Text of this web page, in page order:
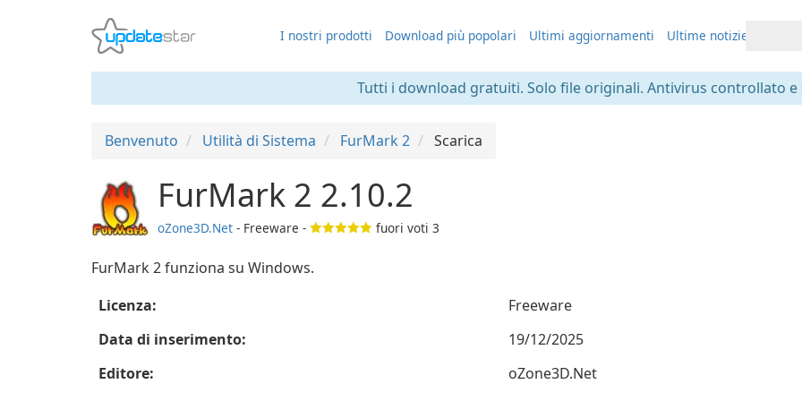
I nostri prodotti Download più popolari Ultimi aggiornamenti Ultime notizie
Tutti i download gratuiti. Solo file originali. Antivirus controllato e
Benvenuto Utilità di Sistema FurMark 2 Scarica
FurMark 2 2.10.2
oZone3D.Net - Freeware - fuori voti 3
FurMark 2 funziona su Windows.
Licenza:
Freeware
Data di inserimento:
19/12/2025
Editore:
oZone3D.Net